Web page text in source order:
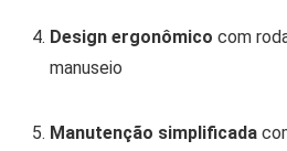
Design ergonômico com
manuseio
Manutenção simplificada